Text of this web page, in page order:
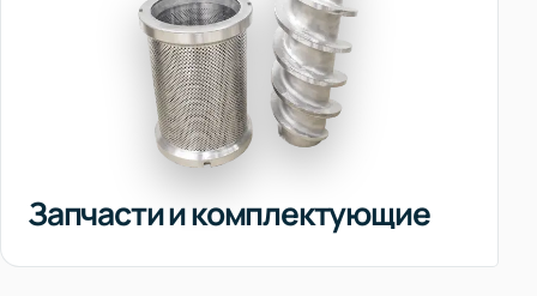
Запчасти и комплектующие